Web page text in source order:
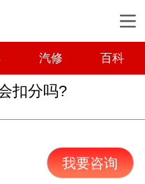
汽修 百科
扣分吗?
我要咨询